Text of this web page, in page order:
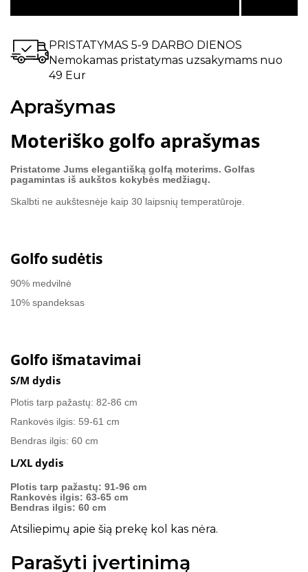
PRISTATYMAS 5-9 DARBO DIENOS
Nemokamas pristatymas uzsakymams nuo
49 Eur
Aprašymas
Moteriško golfo aprašymas
Pristatome Jums elegantišką golfą moterims. Golfas
pagamintas iš aukštos kokybės medžiagų.
Skalbti ne aukštesnėje kaip 30 laipsnių temperatūroje.
Golfo sudėtis
90% medvilnė
10% spandeksas
Golfo išmatavimai
S/M dydis
Plotis tarp pažastų: 82-86 cm
Rankovės ilgis: 59-61 cm
Bendras ilgis: 60 cm
L/XL dydis
Plotis tarp pažastų: 91-96 cm
Rankovės ilgis: 63-65 cm
Bendras ilgis: 60 cm
Atsiliepimų apie šią prekę kol kas nėra.
Parašyti įvertinimą